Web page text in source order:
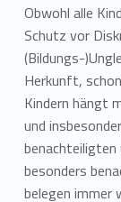
Obwohl alle
Schutz vor
(Bildungs-
Herkunft,
Kindern hängt
und
benachteiligten
besonders
belegen immer